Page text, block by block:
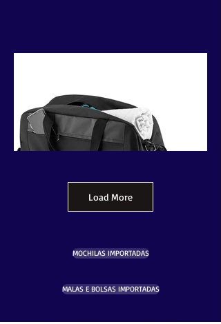
Load More
MOCHILAS IMPORTADAS
MALAS E BOLSAS IMPORTADAS